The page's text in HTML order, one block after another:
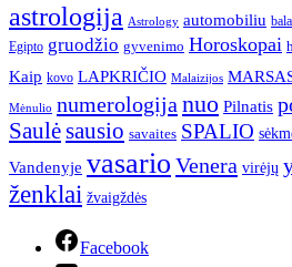
astrologija Astrology automobiliu
Egipto gruodžio gyvenimo Horoskopai
Kaip kovo LAPKRIČIO Malaizijos
Mėnulio numerologija nuo Pilnatis
Saulėsausio savaites SPALIO
Vandenyje vasario Venera virėjų
ženklai žvaigždės
Facebook